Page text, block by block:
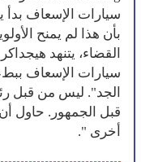
سيارات الإسعاف
بأن هذا لم يمنح
القضاء، يتنهد
سيارات الإسعاف
الجد". ليس من قبل
قبل الجمهور. حاول
أخرى ".